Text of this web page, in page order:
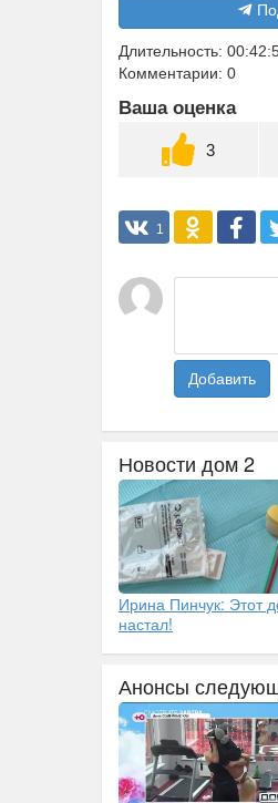
Длительность:
Комментарии: 0
Ваша оценка
3
1
Добавить
Новости дом 2
Ирина Пинчук: Этот
настал!
Анонсы